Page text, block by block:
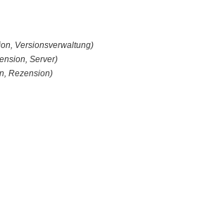
Versionsverwaltung)
Server)
Rezension)